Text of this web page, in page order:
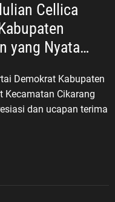
Cellica
yang Nyata
Demokrat Kabupaten
Kecamatan Cikarang
dan ucapan terima